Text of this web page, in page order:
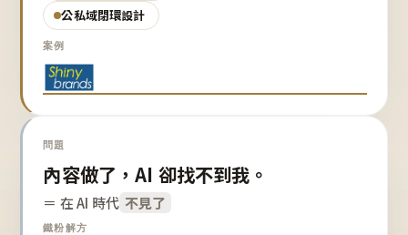
公私域閉環設計
案例
問題
內容做了，AI 卻找不到我。
＝ 在 AI 時代 不見了
鐵粉解方